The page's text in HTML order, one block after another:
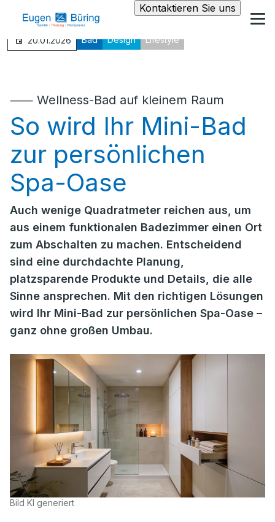
Kontaktieren Sie uns
20.01.2026 Bad Design Lifestyle
⸺ Wellness-Bad auf kleinem Raum
So wird Ihr Mini-Bad
zur persönlichen
Spa-Oase
Auch wenige Quadratmeter reichen aus, um
aus einem funktionalen Badezimmer einen Ort
zum Abschalten zu machen. Entscheidend
sind eine durchdachte Planung,
platzsparende Produkte und Details, die alle
Sinne ansprechen. Mit den richtigen Lösungen
wird Ihr Mini-Bad zur persönlichen Spa-Oase –
ganz ohne großen Umbau.
Bild KI generiert